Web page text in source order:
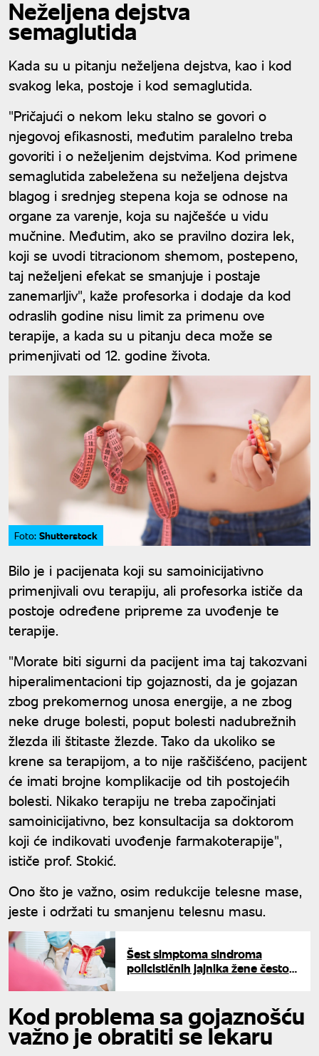
Neželjena dejstva
semaglutida
Kada su u pitanju neželjena dejstva, kao i kod
svakog leka, postoje i kod semaglutida.
"Pričajući o nekom leku stalno se govori o
njegovoj efikasnosti, međutim paralelno treba
govoriti i o neželjenim dejstvima. Kod primene
semaglutida zabeležena su neželjena dejstva
blagog i srednjeg stepena koja se odnose na
organe za varenje, koja su najčešće u vidu
mučnine. Međutim, ako se pravilno dozira lek,
koji se uvodi titracionom shemom, postepeno,
taj neželjeni efekat se smanjuje i postaje
zanemarljiv", kaže profesorka i dodaje da kod
odraslih godine nisu limit za primenu ove
terapije, a kada su u pitanju deca može se
primenjivati od 12. godine života.
Foto: Shutterstock
Bilo je i pacijenata koji su samoinicijativno
primenjivali ovu terapiju, ali profesorka ističe da
postoje određene pripreme za uvođenje te
terapije.
"Morate biti sigurni da pacijent ima taj takozvani
hiperalimentacioni tip gojaznosti, da je gojazan
zbog prekomernog unosa energije, a ne zbog
neke druge bolesti, poput bolesti nadubrežnih
žlezda ili štitaste žlezde. Tako da ukoliko se
krene sa terapijom, a to nije raščišćeno, pacijent
će imati brojne komplikacije od tih postojećih
bolesti. Nikako terapiju ne treba započinjati
samoinicijativno, bez konsultacija sa doktorom
koji će indikovati uvođenje farmakoterapije",
ističe prof. Stokić.
Ono što je važno, osim redukcije telesne mase,
jeste i održati tu smanjenu telesnu masu.
Šest simptoma sindroma
policističnih jajnika žene često
Kod problema sa gojaznošću
važno je obratiti se lekaru